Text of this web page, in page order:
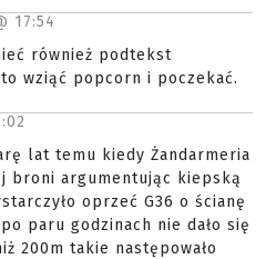
17:54
również podtekst
wziąć popcorn i poczekać.
lat temu kiedy Żandarmeria
broni argumentując kiepską
oprzeć G36 o ścianę
paru godzinach nie dało się
200m takie następowało